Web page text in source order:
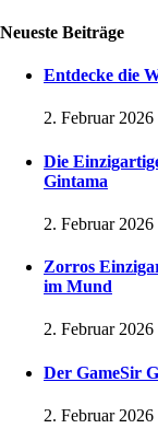
Neueste Beiträge
Entdecke die
2. Februar 2026
Die
Gintama
2. Februar 2026
Zorros
im Mund
2. Februar 2026
Der GameSir
2. Februar 2026